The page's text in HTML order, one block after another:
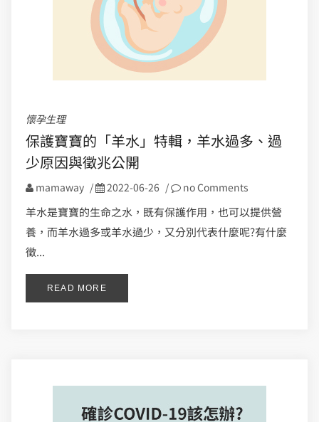
懷孕生理
保護寶寶的「羊水」特輯，羊水過多、過
少原因與徵兆公開
mamaway / 2022-06-26 / no Comments
羊水是寶寶的生命之水，既有保護作用，也可以提供營
養，而羊水過多或羊水過少，又分別代表什麼呢?有什麼
徵...
READ MORE